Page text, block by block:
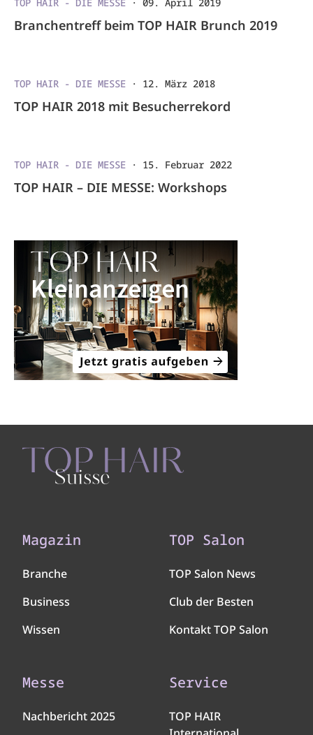
Branchentreff beim TOP HAIR Brunch 2019
TOP HAIR - DIE MESSE · 12. März 2018
TOP HAIR 2018 mit Besucherrekord
TOP HAIR - DIE MESSE · 15. Februar 2022
TOP HAIR – DIE MESSE: Workshops
Magazin
Branche
Business
Wissen
TOP Salon
TOP Salon News
Club der Besten
Kontakt TOP Salon
Messe
Nachbericht 2025
Service
TOP HAIR